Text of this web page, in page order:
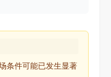
条件可能已发生显著